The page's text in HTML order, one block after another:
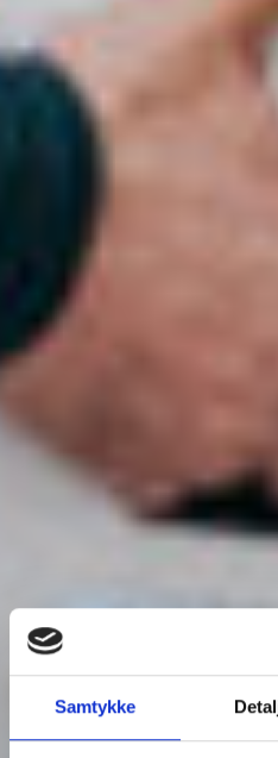
Samtykke